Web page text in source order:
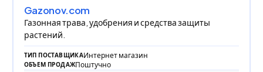
Gazonov.com
Газонная трава, удобрения и средства защиты
растений.
ТИП ПОСТАВЩИКАИнтернет магазин
ОБЪЕМ ПРОДАЖПоштучно